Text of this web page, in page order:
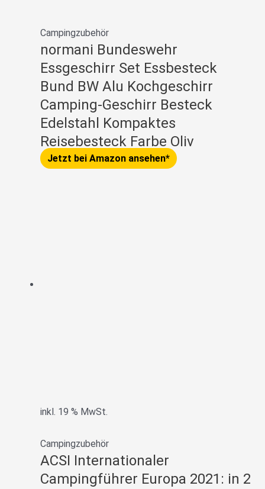
Campingzubehör
normani Bundeswehr
Essgeschirr Set Essbesteck
Bund BW Alu Kochgeschirr
Camping-Geschirr Besteck
Edelstahl Kompaktes
Reisebesteck Farbe Oliv
Jetzt bei Amazon ansehen*
inkl. 19 % MwSt.
Campingzubehör
ACSI Internationaler
Campingführer Europa 2021: in 2